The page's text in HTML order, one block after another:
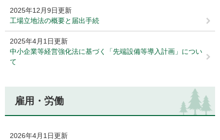
2025年12月9日更新
工場立地法の概要と届出手続
2025年4月1日更新
中小企業等経営強化法に基づく「先端設備等導入計画」につい
て
雇用・労働
2026年4月1日更新